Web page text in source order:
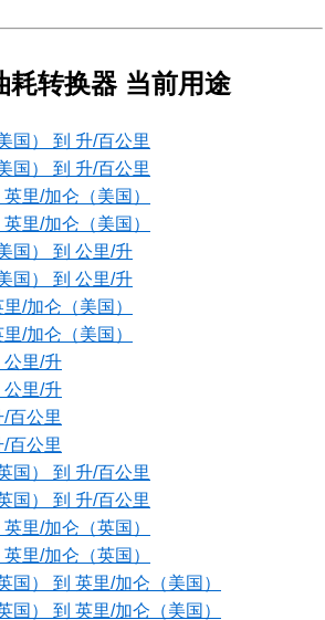
耗转换器 当前用途
国） 到 升/百公里
国） 到 升/百公里
里/加仑（美国）
里/加仑（美国）
国） 到 公里/升
国） 到 公里/升
/加仑（美国）
/加仑（美国）
公里/升
公里/升
百公里
百公里
国） 到 升/百公里
国） 到 升/百公里
里/加仑（英国）
里/加仑（英国）
国） 到 英里/加仑（美国）
国） 到 英里/加仑（美国）